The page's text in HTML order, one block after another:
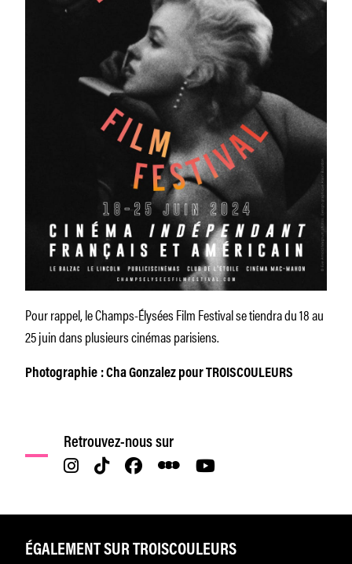
Pour rappel, le Champs-Élysées Film Festival se tiendra du 18 au
25 juin dans plusieurs cinémas parisiens.
Photographie : Cha Gonzalez pour TROISCOULEURS
Retrouvez-nous sur
ÉGALEMENT SUR TROISCOULEURS